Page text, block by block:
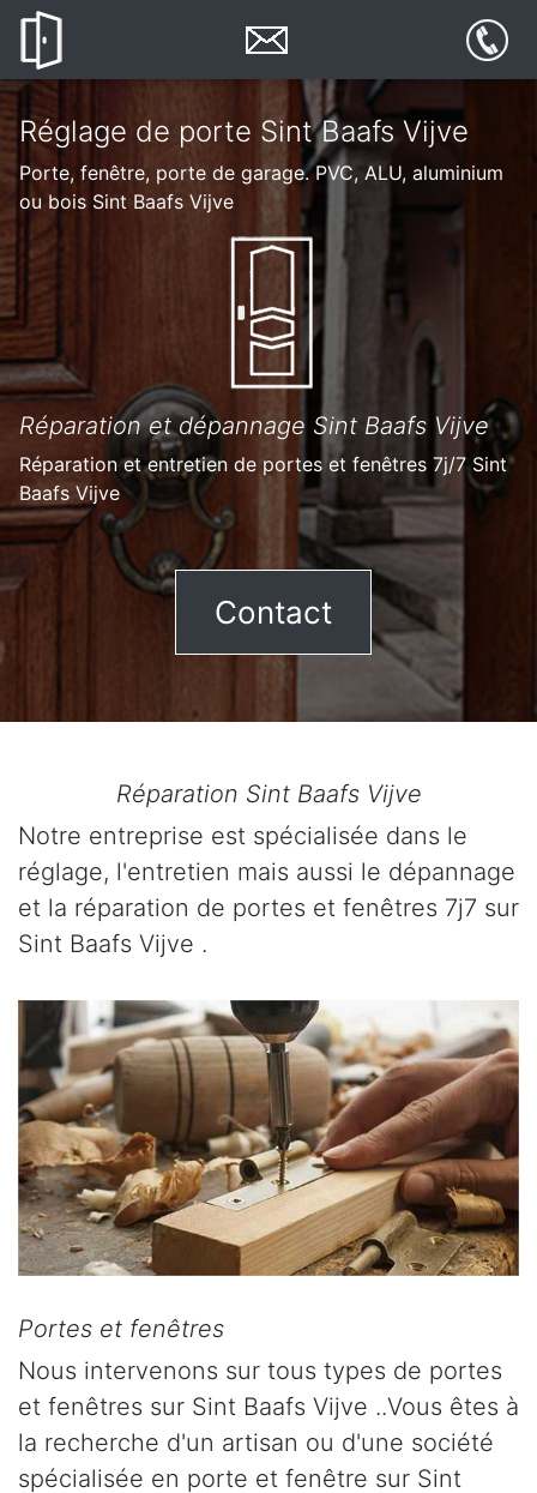
Réglage de porte Sint Baafs Vijve
Porte, fenêtre, porte de garage. PVC, ALU, aluminium
ou bois Sint Baafs Vijve
Réparation et dépannage Sint Baafs Vijve
Réparation et entretien de portes et fenêtres 7j/7 Sint
Baafs Vijve
Contact
Réparation Sint Baafs Vijve
Notre entreprise est spécialisée dans le
réglage, l'entretien mais aussi le dépannage
et la réparation de portes et fenêtres 7j7 sur
Sint Baafs Vijve .
Portes et fenêtres
Nous intervenons sur tous types de portes
et fenêtres sur Sint Baafs Vijve ..Vous êtes à
la recherche d'un artisan ou d'une société
spécialisée en porte et fenêtre sur Sint